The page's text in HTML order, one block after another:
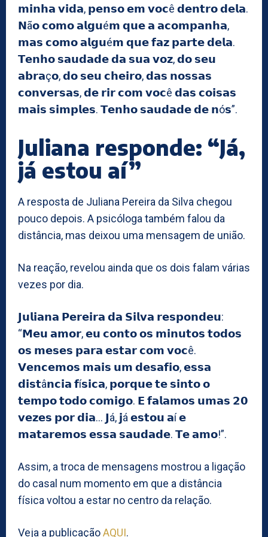
𝗺𝗶𝗻𝗵𝗮 𝘃𝗶𝗱𝗮, 𝗽𝗲𝗻𝘀𝗼 𝗲𝗺 𝘃𝗼𝗰ê 𝗱𝗲𝗻𝘁𝗿𝗼 𝗱𝗲𝗹𝗮.
𝗡ã𝗼 𝗰𝗼𝗺𝗼 𝗮𝗹𝗴𝘂é𝗺 𝗾𝘂𝗲 𝗮 𝗮𝗰𝗼𝗺𝗽𝗮𝗻𝗵𝗮,
𝗺𝗮𝘀 𝗰𝗼𝗺𝗼 𝗮𝗹𝗴𝘂é𝗺 𝗾𝘂𝗲 𝗳𝗮𝘇 𝗽𝗮𝗿𝘁𝗲 𝗱𝗲𝗹𝗮.
𝗧𝗲𝗻𝗵𝗼 𝘀𝗮𝘂𝗱𝗮𝗱𝗲 𝗱𝗮 𝘀𝘂𝗮 𝘃𝗼𝘇, 𝗱𝗼 𝘀𝗲𝘂
𝗮𝗯𝗿𝗮ç𝗼, 𝗱𝗼 𝘀𝗲𝘂 𝗰𝗵𝗲𝗶𝗿𝗼, 𝗱𝗮𝘀 𝗻𝗼𝘀𝘀𝗮𝘀
𝗰𝗼𝗻𝘃𝗲𝗿𝘀𝗮𝘀, 𝗱𝗲 𝗿𝗶𝗿 𝗰𝗼𝗺 𝘃𝗼𝗰ê 𝗱𝗮𝘀 𝗰𝗼𝗶𝘀𝗮𝘀
𝗺𝗮𝗶𝘀 𝘀𝗶𝗺𝗽𝗹𝗲𝘀. 𝗧𝗲𝗻𝗵𝗼 𝘀𝗮𝘂𝗱𝗮𝗱𝗲 𝗱𝗲 𝗻ó𝘀”.
Juliana responde: “Já,
já estou aí”
A resposta de Juliana Pereira da Silva chegou
pouco depois. A psicóloga também falou da
distância, mas deixou uma mensagem de união.
Na reação, revelou ainda que os dois falam várias
vezes por dia.
𝗝𝘂𝗹𝗶𝗮𝗻𝗮 𝗣𝗲𝗿𝗲𝗶𝗿𝗮 𝗱𝗮 𝗦𝗶𝗹𝘃𝗮 𝗿𝗲𝘀𝗽𝗼𝗻𝗱𝗲𝘂:
“𝗠𝗲𝘂 𝗮𝗺𝗼𝗿, 𝗲𝘂 𝗰𝗼𝗻𝘁𝗼 𝗼𝘀 𝗺𝗶𝗻𝘂𝘁𝗼𝘀 𝘁𝗼𝗱𝗼𝘀
𝗼𝘀 𝗺𝗲𝘀𝗲𝘀 𝗽𝗮𝗿𝗮 𝗲𝘀𝘁𝗮𝗿 𝗰𝗼𝗺 𝘃𝗼𝗰ê.
𝗩𝗲𝗻𝗰𝗲𝗺𝗼𝘀 𝗺𝗮𝗶𝘀 𝘂𝗺 𝗱𝗲𝘀𝗮𝗳𝗶𝗼, 𝗲𝘀𝘀𝗮
𝗱𝗶𝘀𝘁â𝗻𝗰𝗶𝗮 𝗳í𝘀𝗶𝗰𝗮, 𝗽𝗼𝗿𝗾𝘂𝗲 𝘁𝗲 𝘀𝗶𝗻𝘁𝗼 𝗼
𝘁𝗲𝗺𝗽𝗼 𝘁𝗼𝗱𝗼 𝗰𝗼𝗺𝗶𝗴𝗼. 𝗘 𝗳𝗮𝗹𝗮𝗺𝗼𝘀 𝘂𝗺𝗮𝘀 𝟮𝟬
𝘃𝗲𝘇𝗲𝘀 𝗽𝗼𝗿 𝗱𝗶𝗮… 𝗝á, 𝗷á 𝗲𝘀𝘁𝗼𝘂 𝗮í 𝗲
𝗺𝗮𝘁𝗮𝗿𝗲𝗺𝗼𝘀 𝗲𝘀𝘀𝗮 𝘀𝗮𝘂𝗱𝗮𝗱𝗲. 𝗧𝗲 𝗮𝗺𝗼!”.
Assim, a troca de mensagens mostrou a ligação
do casal num momento em que a distância
física voltou a estar no centro da relação.
Veja a publicaçãoAQUI.